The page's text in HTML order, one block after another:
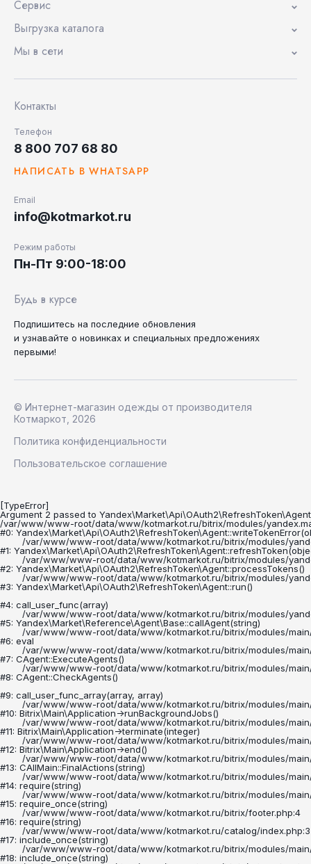
Сервис
Выгрузка каталога
Мы в сети
Контакты
Телефон
8 800 707 68 80
НАПИСАТЬ В WHATSAPP
Email
info@kotmarkot.ru
Режим работы
Пн-Пт 9:00-18:00
Будь в курсе
Подпишитесь на последние обновления
и узнавайте о новинках и специальных предложениях
первыми!
© Интернет-магазин одежды от производителя
Котмаркот, 2026
Политика конфиденциальности
Пользовательское соглашение
[TypeError]
Argument 2 passed to
/var/www/www-root/data/www/kotmarkot.ru/bitrix/modules/
#0:
#1:
#2: Yandex\Market\Api\OAuth2\RefreshToken\Agent::processTokens()
#3: Yandex\Market\Api\OAuth2\RefreshToken\Agent::run()
#4: call_user_func(array)
#5: Yandex\Market\Reference\Agent\Base::callAgent(string)
#6: eval
#7: CAgent::ExecuteAgents()
#8: CAgent::CheckAgents()
#9: call_user_func_array(array, array)
#10: Bitrix\Main\Application->runBackgroundJobs()
#11: Bitrix\Main\Application->terminate(integer)
#12: Bitrix\Main\Application->end()
#13: CAllMain::FinalActions(string)
#14: require(string)
#15: require_once(string)
#16: require(string)
#17: include_once(string)
#18: include_once(string)